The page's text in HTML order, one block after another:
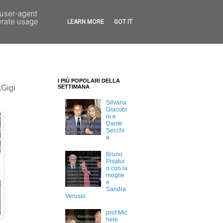
I PIÙ POPOLARI DELLA
SETTIMANA
Silvana
Giacobi
ni e
Dante
Secchi
a
Bruno
Pisatur
o con la
moglie
e
Sandra
Verusio
prof.Mic
hele
agent
usage
LEARN MORE GOT IT